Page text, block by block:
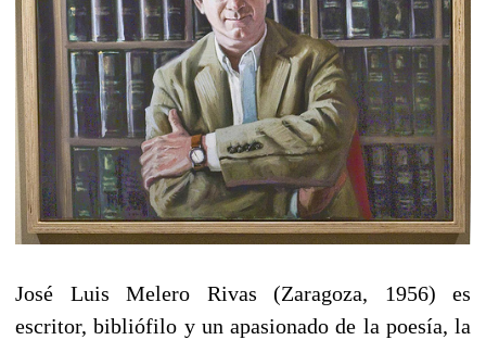
José Luis Melero Rivas (Zaragoza, 1956) es
escritor, bibliófilo y un apasionado de la poesía, la